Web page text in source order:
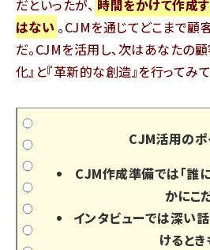
だといったが、 時間をかけて作成
はない 。CJMを通じてどこまで
だ。CJMを活用し、次はあなたの
化』と『革新的な創造』を行ってみ
CJM活用のポ
CJM作成準備では「誰に
かにこ
インタビューでは深い
けると